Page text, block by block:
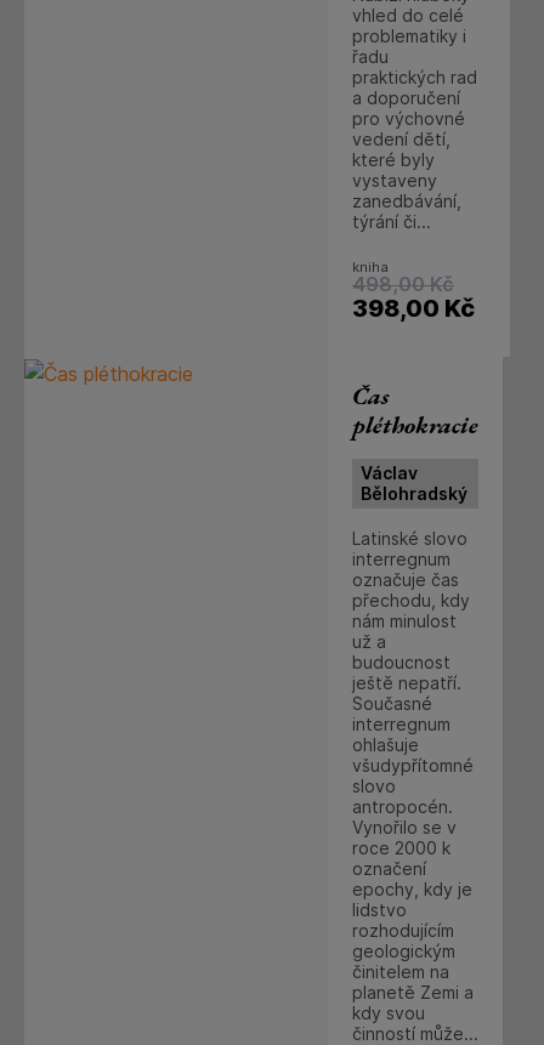
vhled do celé
problematiky i
řadu
praktických rad
a doporučení
pro výchovné
vedení dětí,
které byly
vystaveny
zanedbávání,
týrání či...
kniha
498,00 Kč
398,00 Kč
Čas
pléthokracie
Václav
Bělohradský
Latinské slovo
interregnum
označuje čas
přechodu, kdy
nám minulost
už a
budoucnost
ještě nepatří.
Současné
interregnum
ohlašuje
všudypřítomné
slovo
antropocén.
Vynořilo se v
roce 2000 k
označení
epochy, kdy je
lidstvo
rozhodujícím
geologickým
činitelem na
planetě Zemi a
kdy svou
činností může...